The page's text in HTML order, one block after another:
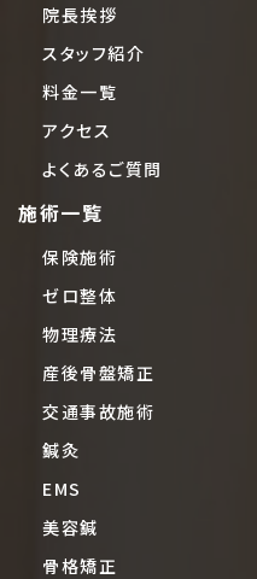
院長挨拶
スタッフ紹介
料金一覧
アクセス
よくあるご質問
施術一覧
保険施術
ゼロ整体
物理療法
産後骨盤矯正
交通事故施術
鍼灸
EMS
美容鍼
骨格矯正